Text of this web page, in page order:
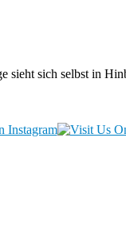
sich selbst in